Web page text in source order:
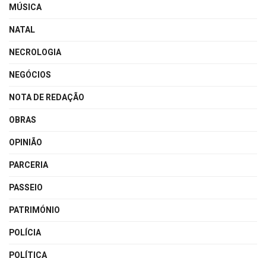
MÚSICA
NATAL
NECROLOGIA
NEGÓCIOS
NOTA DE REDAÇÃO
OBRAS
OPINIÃO
PARCERIA
PASSEIO
PATRIMÓNIO
POLÍCIA
POLÍTICA